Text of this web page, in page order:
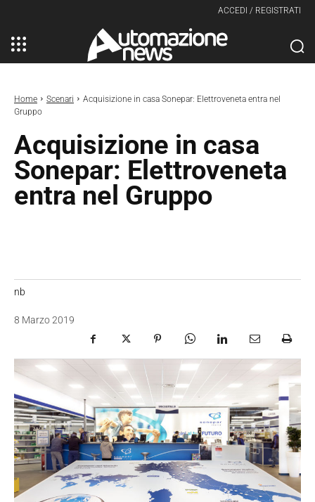
ACCEDI / REGISTRATI
Home Scenari
Acquisizione in casa Sonepar: Elettroveneta entra nel
Gruppo
Acquisizione in casa
Sonepar: Elettroveneta
entra nel Gruppo
nb
8 Marzo 2019